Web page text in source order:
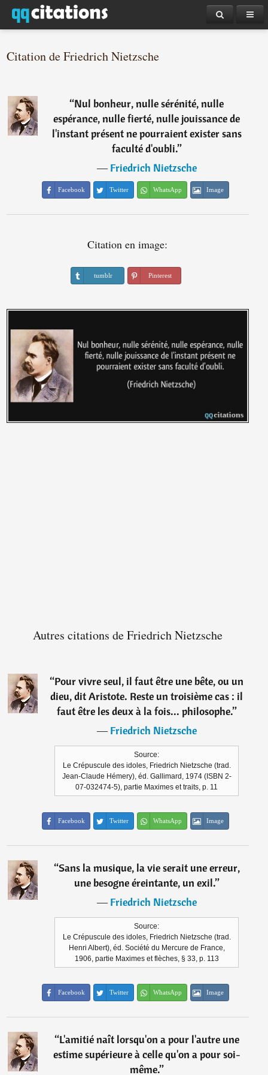
Citation de Friedrich Nietzsche
“Nul bonheur, nulle sérénité, nulle
espérance, nulle fierté, nulle jouissance de
l'instant présent ne pourraient exister sans
faculté d'oubli.”
―Friedrich Nietzsche
Facebook Twitter WhatsApp Image
Citation en image:
tumblr Pinterest
Autres citations de Friedrich Nietzsche
“Pour vivre seul, il faut être une bête, ou un
dieu, dit Aristote. Reste un troisième cas : il
faut être les deux à la fois... philosophe.”
―Friedrich Nietzsche
Source:
Le Crépuscule des idoles, Friedrich Nietzsche (trad.
Jean-Claude Hémery), éd. Gallimard, 1974 (ISBN 2-
07-032474-5), partie Maximes et traits, p. 11
Facebook Twitter WhatsApp Image
“Sans la musique, la vie serait une erreur,
une besogne éreintante, un exil.”
―Friedrich Nietzsche
Source:
Le Crépuscule des idoles, Friedrich Nietzsche (trad.
Henri Albert), éd. Société du Mercure de France,
1906, partie Maximes et flèches, § 33, p. 113
Facebook Twitter WhatsApp Image
“L'amitié naît lorsqu'on a pour l'autre une
estime supérieure à celle qu'on a pour soi-
même.”